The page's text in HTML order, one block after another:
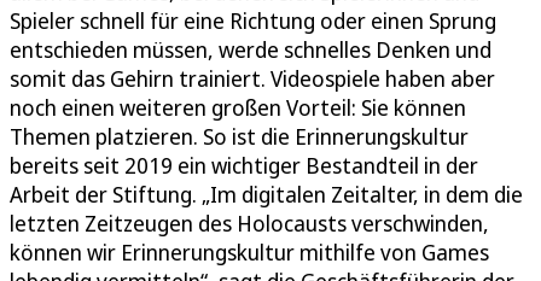
Spieler schnell für eine Richtung oder einen Sprung
entschieden müssen, werde schnelles Denken und
somit das Gehirn trainiert. Videospiele haben aber
noch einen weiteren großen Vorteil: Sie können
Themen platzieren. So ist die Erinnerungskultur
bereits seit 2019 ein wichtiger Bestandteil in der
Arbeit der Stiftung. „Im digitalen Zeitalter, in dem die
letzten Zeitzeugen des Holocausts verschwinden,
können wir Erinnerungskultur mithilfe von Games